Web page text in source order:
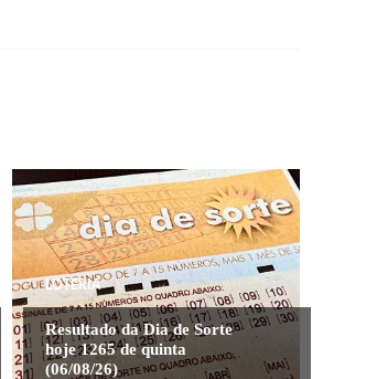
LOTERIA
Resultado da Dia de Sorte
hoje 1265 de quinta
(06/08/26)